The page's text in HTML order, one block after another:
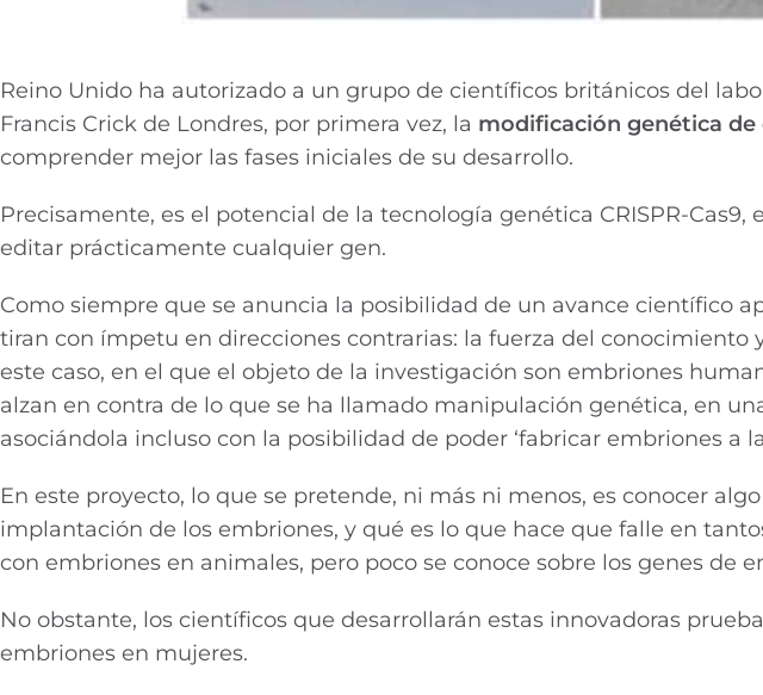
Reino Unido ha autorizado a un grupo de científicos británicos del
Francis Crick de Londres, por primera vez, la modificación genética
comprender mejor las fases iniciales de su desarrollo.
Precisamente, es el potencial de la tecnología genética CRISPR-
editar prácticamente cualquier gen.
Como siempre que se anuncia la posibilidad de un avance científico
tiran con ímpetu en direcciones contrarias: la fuerza del conocimiento
este caso, en el que el objeto de la investigación son embriones
alzan en contra de lo que se ha llamado manipulación genética, en
asociándola incluso con la posibilidad de poder ‘fabricar embriones a la
En este proyecto, lo que se pretende, ni más ni menos, es conocer
implantación de los embriones, y qué es lo que hace que falle en
con embriones en animales, pero poco se conoce sobre los genes de
No obstante, los científicos que desarrollarán estas innovadoras
embriones en mujeres.